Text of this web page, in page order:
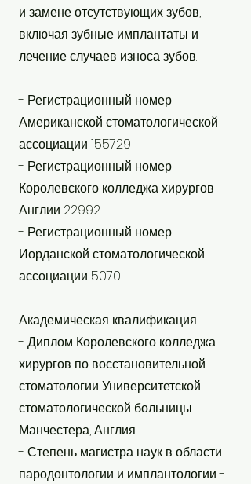
и замене отсутствующих зубов,
включая зубные имплантаты и
лечение случаев износа зубов.
- Регистрационный номер
Американской стоматологической
ассоциации 155729
- Регистрационный номер
Королевского колледжа хирургов
Англии 22992
- Регистрационный номер
Иорданской стоматологической
ассоциации 5070
Академическая квалификация
- Диплом Королевского колледжа
хирургов по восстановительной
стоматологии Университетской
стоматологической больницы
Манчестера, Англия.
- Степень магистра наук в области
пародонтологии и имплантологии -